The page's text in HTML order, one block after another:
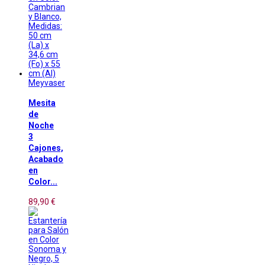
Meyvaser
Mesita
de
Noche
3
Cajones,
Acabado
en
Color...
89,90 €